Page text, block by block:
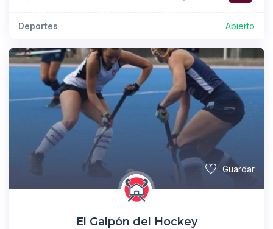
Deportes Abierto
Guardar
El Galpón del Hockey